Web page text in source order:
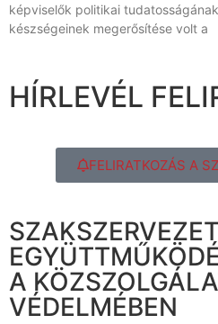
képviselők politikai
készségeinek megerősítése volt a
HÍRLEVÉL
FELIRATKOZÁS A
A
VÉDELMÉBEN